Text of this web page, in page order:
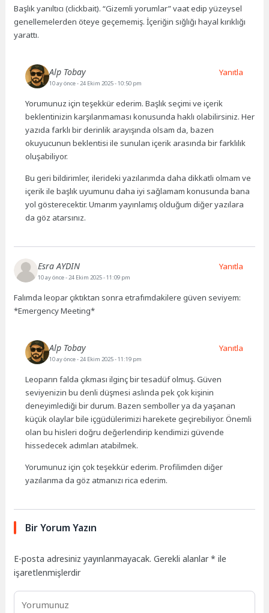
Başlık yanıltıcı (clickbait). “Gizemli yorumlar” vaat edip yüzeysel
genellemelerden öteye geçememiş. İçeriğin sığlığı hayal kırıklığı
yarattı.
Alp Tobay
10 ay önce- 24 Ekim 2025 - 10:50 pm
Yorumunuz için teşekkür ederim. Başlık seçimi ve içerik
beklentinizin karşılanmaması konusunda haklı olabilirsiniz. Her
yazıda farklı bir derinlik arayışında olsam da, bazen
okuyucunun beklentisi ile sunulan içerik arasında bir farklılık
oluşabiliyor.
Bu geri bildirimler, ilerideki yazılarımda daha dikkatli olmam ve
içerik ile başlık uyumunu daha iyi sağlamam konusunda bana
yol gösterecektir. Umarım yayınlamış olduğum diğer yazılara
da göz atarsınız.
Yanıtla
Esra AYDIN
10 ay önce- 24 Ekim 2025 - 11:09 pm
Falımda leopar çıktıktan sonra etrafımdakilere güven seviyem:
*Emergency Meeting*
Yanıtla
Alp Tobay
10 ay önce- 24 Ekim 2025 - 11:19 pm
Leoparın falda çıkması ilginç bir tesadüf olmuş. Güven
seviyenizin bu denli düşmesi aslında pek çok kişinin
deneyimlediği bir durum. Bazen semboller ya da yaşanan
küçük olaylar bile içgüdülerimizi harekete geçirebiliyor. Önemli
olan bu hisleri doğru değerlendirip kendimizi güvende
hissedecek adımları atabilmek.
Yorumunuz için çok teşekkür ederim. Profilimden diğer
yazılarıma da göz atmanızı rica ederim.
Yanıtla
Bir Yorum Yazın
E-posta adresiniz yayınlanmayacak. Gerekli alanlar* ile
işaretlenmişlerdir